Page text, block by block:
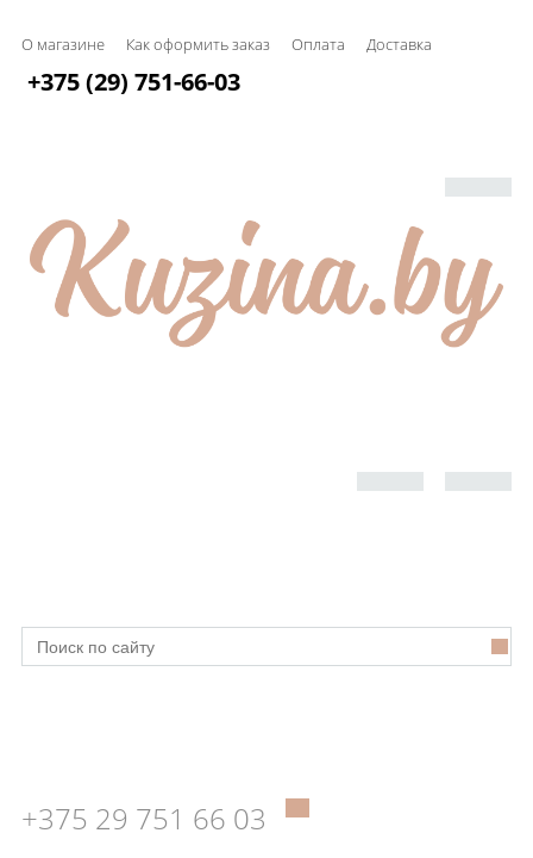
О магазине Как оформить заказ Оплата Доставка
+375 (29) 751-66-03
+375 29 751 66 03